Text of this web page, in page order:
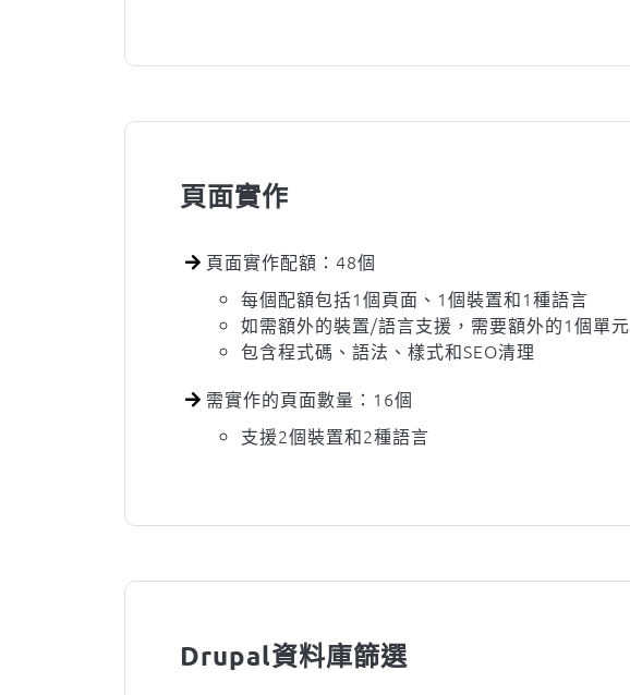
頁面實作
頁面實作配額：48個
每個配額包括1個頁面、1個裝置和1種語言
如需額外的裝置/語言支援，需要額外的1個單元
包含程式碼、語法、樣式和SEO清理
需實作的頁面數量：16個
支援2個裝置和2種語言
Drupal資料庫篩選